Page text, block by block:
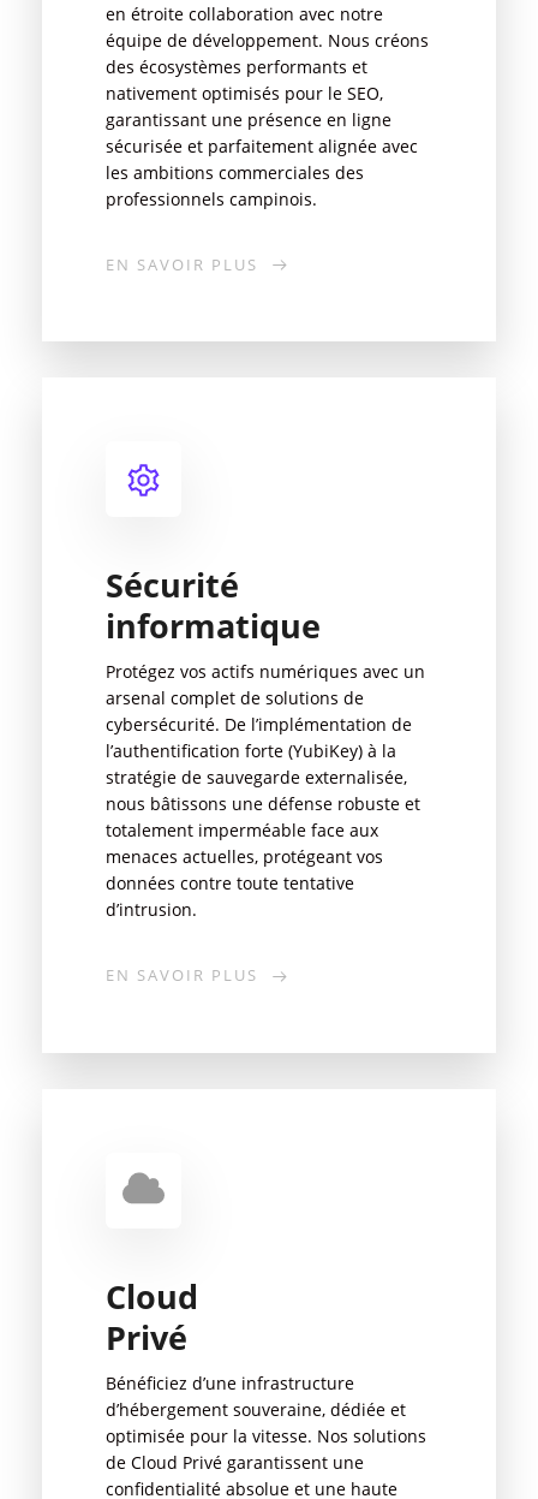
en étroite collaboration avec notre
équipe de développement. Nous créons
des écosystèmes performants et
nativement optimisés pour le SEO,
garantissant une présence en ligne
sécurisée et parfaitement alignée avec
les ambitions commerciales des
professionnels campinois.
EN SAVOIR PLUS
Sécurité
informatique
Protégez vos actifs numériques avec un
arsenal complet de solutions de
cybersécurité. De l’implémentation de
l’authentification forte (YubiKey) à la
stratégie de sauvegarde externalisée,
nous bâtissons une défense robuste et
totalement imperméable face aux
menaces actuelles, protégeant vos
données contre toute tentative
d’intrusion.
EN SAVOIR PLUS
Cloud
Privé
Bénéficiez d’une infrastructure
d’hébergement souveraine, dédiée et
optimisée pour la vitesse. Nos solutions
de Cloud Privé garantissent une
confidentialité absolue et une haute